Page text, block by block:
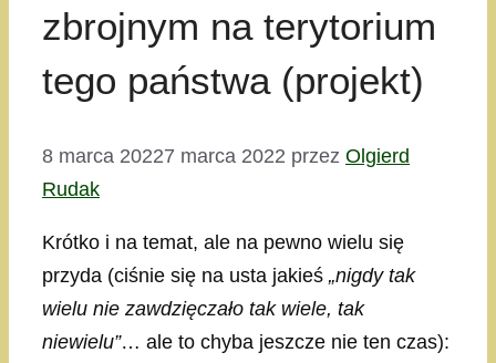
zbrojnym na terytorium
tego państwa (projekt)
8 marca 20227 marca 2022 przez Olgierd
Rudak
Krótko i na temat, ale na pewno wielu się
przyda (ciśnie się na usta jakieś „nigdy tak
wielu nie zawdzięczało tak wiele, tak
niewielu”… ale to chyba jeszcze nie ten czas):